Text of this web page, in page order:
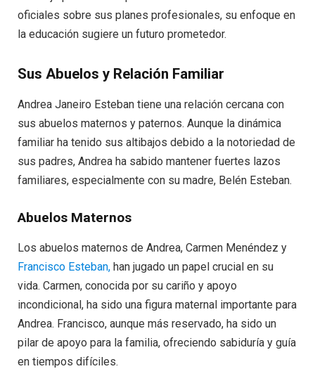
oficiales sobre sus planes profesionales, su enfoque en
la educación sugiere un futuro prometedor.
Sus Abuelos y Relación Familiar
Andrea Janeiro Esteban tiene una relación cercana con
sus abuelos maternos y paternos. Aunque la dinámica
familiar ha tenido sus altibajos debido a la notoriedad de
sus padres, Andrea ha sabido mantener fuertes lazos
familiares, especialmente con su madre, Belén Esteban.
Abuelos Maternos
Los abuelos maternos de Andrea, Carmen Menéndez y
Francisco Esteban, han jugado un papel crucial en su
vida. Carmen, conocida por su cariño y apoyo
incondicional, ha sido una figura maternal importante para
Andrea. Francisco, aunque más reservado, ha sido un
pilar de apoyo para la familia, ofreciendo sabiduría y guía
en tiempos difíciles.